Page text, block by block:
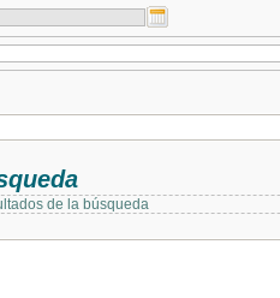
de la búsqueda